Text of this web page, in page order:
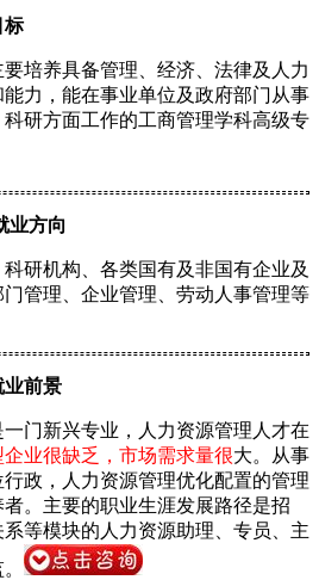
标
培养具备管理、经济、法律及人力
力，能在事业单位及政府部门从事
研方面工作的工商管理学科高级专
业方向
研机构、各类国有及非国有企业及
管理、企业管理、劳动人事管理等
业前景
门新兴专业，人力资源管理人才在
业很缺乏，市场需求量很大。从事
政，人力资源管理优化配置的管理
。主要的职业生涯发展路径是招
等模块的人力资源助理、专员、主